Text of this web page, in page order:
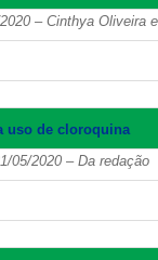
– Cinthya Oliveira
uso de cloroquina
05/2020 – Da redação